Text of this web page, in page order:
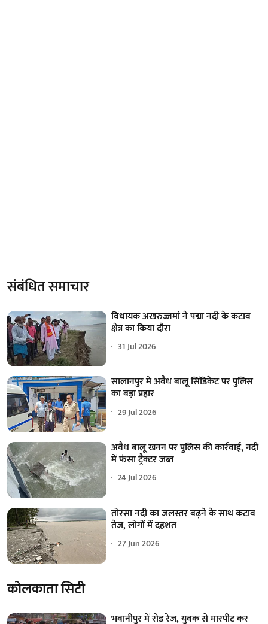
संबंधित समाचार
विधायक अखरुज्जमां ने पद्मा नदी के कटाव
क्षेत्र का किया दौरा
31 Jul 2026
सालानपुर में अवैध बालू सिंडिकेट पर पुलिस
का बड़ा प्रहार
29 Jul 2026
अवैध बालू खनन पर पुलिस की कार्रवाई, नदी
में फंसा ट्रैक्टर जब्त
24 Jul 2026
तोरसा नदी का जलस्तर बढ़ने के साथ कटाव
तेज, लोगों में दहशत
27 Jun 2026
कोलकाता सिटी
भवानीपुर में रोड रेज, युवक से मारपीट कर